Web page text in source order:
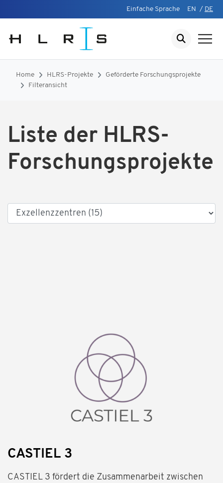
Einfache Sprache EN / DE
Home HLRS-Projekte
Geförderte Forschungsprojekte
Filteransicht
Liste der HLRS-
Forschungsprojekte
CASTIEL 3
CASTIEL 3 fördert die Zusammenarbeit zwischen